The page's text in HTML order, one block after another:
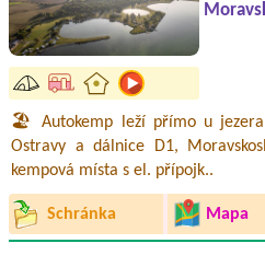
🏖️ Autokemp leží přímo u jezera
Ostravy a dálnice D1,
kempová místa s el. přípojk..
Schránka Mapa